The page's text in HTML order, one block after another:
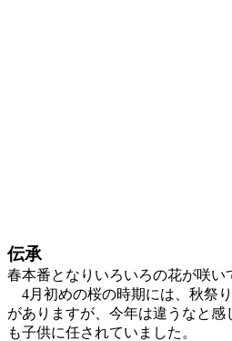
伝承
春本番となりいろいろの花が咲い
4月初めの桜の時期には、秋祭
がありますが、今年は違うなと
も子供に任されていました。